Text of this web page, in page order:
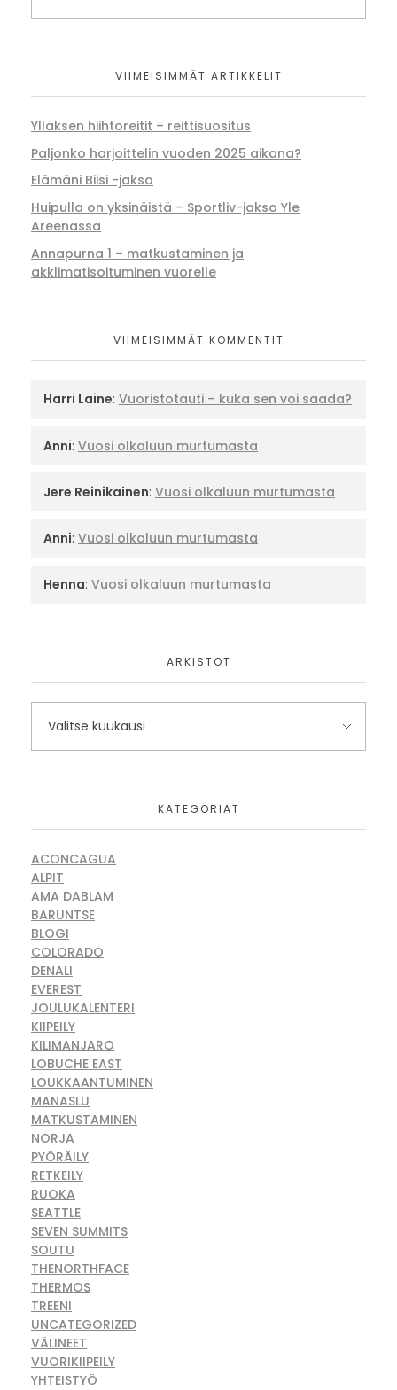
VIIMEISIMMÄT ARTIKKELIT
Ylläksen hiihtoreitit – reittisuositus
Paljonko harjoittelin vuoden 2025 aikana?
Elämäni Biisi -jakso
Huipulla on yksinäistä – Sportliv-jakso Yle
Areenassa
Annapurna 1 – matkustaminen ja
akklimatisoituminen vuorelle
VIIMEISIMMÄT KOMMENTIT
Harri Laine: Vuoristotauti – kuka sen voi saada?
Anni: Vuosi olkaluun murtumasta
Jere Reinikainen: Vuosi olkaluun murtumasta
Anni: Vuosi olkaluun murtumasta
Henna: Vuosi olkaluun murtumasta
ARKISTOT
KATEGORIAT
ACONCAGUA
ALPIT
AMA DABLAM
BARUNTSE
BLOGI
COLORADO
DENALI
EVEREST
JOULUKALENTERI
KIIPEILY
KILIMANJARO
LOBUCHE EAST
LOUKKAANTUMINEN
MANASLU
MATKUSTAMINEN
NORJA
PYÖRÄILY
RETKEILY
RUOKA
SEATTLE
SEVEN SUMMITS
SOUTU
THENORTHFACE
THERMOS
TREENI
UNCATEGORIZED
VÄLINEET
VUORIKIIPEILY
YHTEISTYÖ